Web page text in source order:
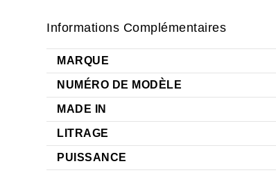
Informations Complémentaires
MARQUE
NUMÉRO DE MODÈLE
MADE IN
LITRAGE
PUISSANCE